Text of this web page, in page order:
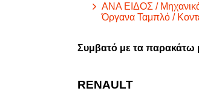
ΑΝΑ ΕΙΔΟΣ / Μηχανικά
Όργανα Ταμπλό /
Συμβατό με τα παρακάτω
RENAULT